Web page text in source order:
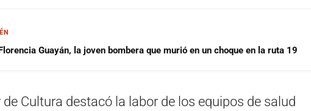
Guayán, la joven bombera que murió en un choque en la ruta 19
Cultura destacó la labor de los equipos de salud